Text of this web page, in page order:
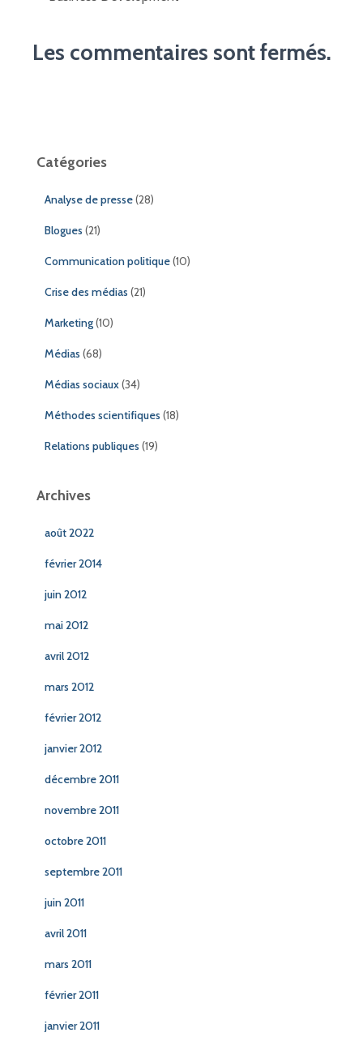
Les commentaires sont fermés.
Catégories
Analyse de presse(28)
Blogues (21)
Communication politique(10)
Crise des médias (21)
Marketing(10)
Médias (68)
Médias sociaux(34)
Méthodes scientifiques (18)
Relations publiques (19)
Archives
août 2022
février 2014
juin 2012
mai 2012
avril 2012
mars 2012
février 2012
janvier 2012
décembre 2011
novembre 2011
octobre 2011
septembre 2011
juin 2011
avril 2011
mars 2011
février 2011
janvier 2011